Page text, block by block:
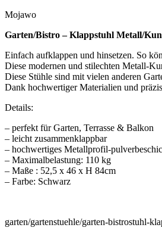
Mojawo
Garten/Bistro – Klappstuhl Metall/
Einfach aufklappen und hinsetzen. So
Diese modernen und stilechten Metall-
Diese Stühle sind mit vielen anderen
Dank hochwertiger Materialien und
Details:
– perfekt für Garten, Terrasse & Balkon
– leicht zusammenklappbar
– hochwertiges Metallprofil-
– Maximalbelastung: 110 kg
– Maße : 52,5 x 46 x H 84cm
– Farbe: Schwarz
garten/gartenstuehle/garten-bistrostuhl-